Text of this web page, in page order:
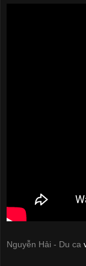
Nguyễn Hải - Du ca